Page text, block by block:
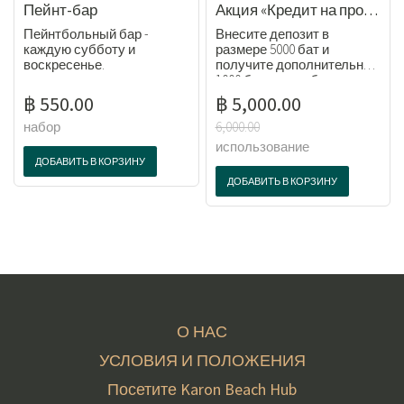
Пейнт-бар
Пейнтбольный бар -
каждую субботу и
воскресенье.
฿ 550.00
набор
ДОБАВИТЬ В КОРЗИНУ
Акция «Кредит на проживание в отеле»
Внесите депозит в
размере 5000 бат и
получите дополнительно
1000 бат в виде бонусов на
счет курорта (всего 6000
бат).
฿ 5,000.00
6,000.00
использование
ДОБАВИТЬ В КОРЗИНУ
О НАС
УСЛОВИЯ И ПОЛОЖЕНИЯ
Посетите Karon Beach Hub